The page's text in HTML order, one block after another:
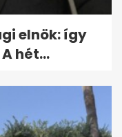
elnök: így
hét...